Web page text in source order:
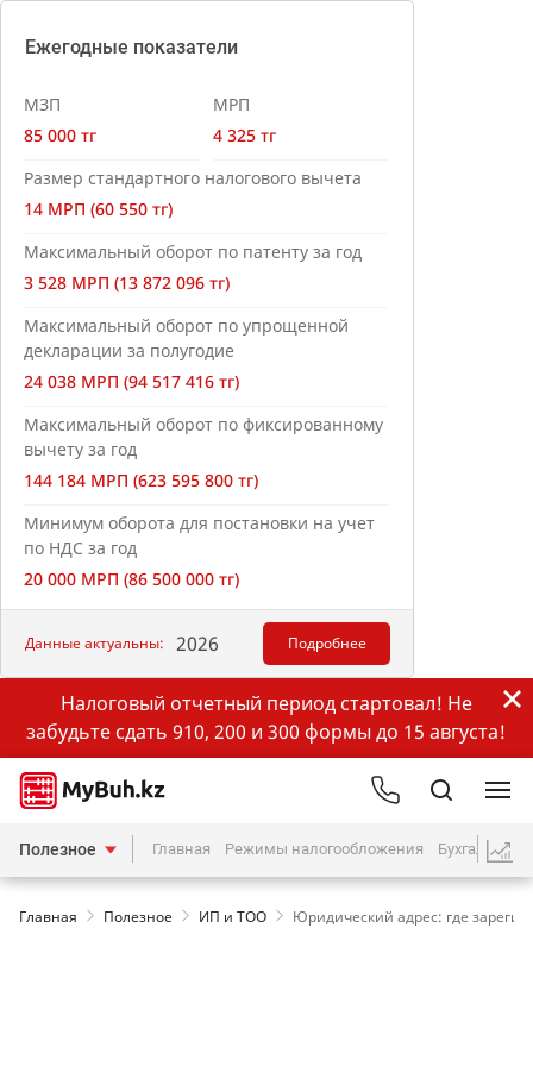
Ежегодные показатели
МЗП
85 000 тг
МРП
4 325 тг
Размер стандартного налогового вычета
14 МРП (60 550 тг)
Максимальный оборот по патенту за год
3 528 МРП (13 872 096 тг)
Максимальный оборот по упрощенной
декларации за полугодие
24 038 МРП (94 517 416 тг)
Максимальный оборот по фиксированному
вычету за год
144 184 МРП (623 595 800 тг)
Минимум оборота для постановки на учет
по НДС за год
20 000 МРП (86 500 000 тг)
Данные актуальны: 2026 Подробнее
Налоговый отчетный период стартовал! Не
забудьте сдать 910, 200 и 300 формы до 15 августа!
Полезное Главная Режимы налогообложения Бухгалтерия
Главная Полезное ИП и ТОО Юридический адрес: где